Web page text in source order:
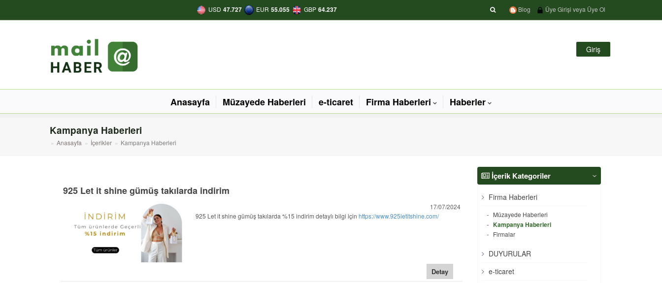
Blog Üye Girişi veya Üye Ol
USD 47.727 EUR 55.055 GBP 64.237
Giriş
Anasayfa Müzayede Haberleri e-ticaret Firma Haberleri Haberler
Kampanya Haberleri
Anasayfa İçerikler Kampanya Haberleri
925 Let it shine gümüş takılarda indirim
17/07/2024
925 Let it shine gümüş takılarda %15 indirim detaylı bilgi için https://www.925letitshine.com/
Detay
İçerik Kategoriler ‹
Firma Haberleri
Müzayede Haberleri
Kampanya Haberleri
Firmalar
DUYURULAR
e-ticaret